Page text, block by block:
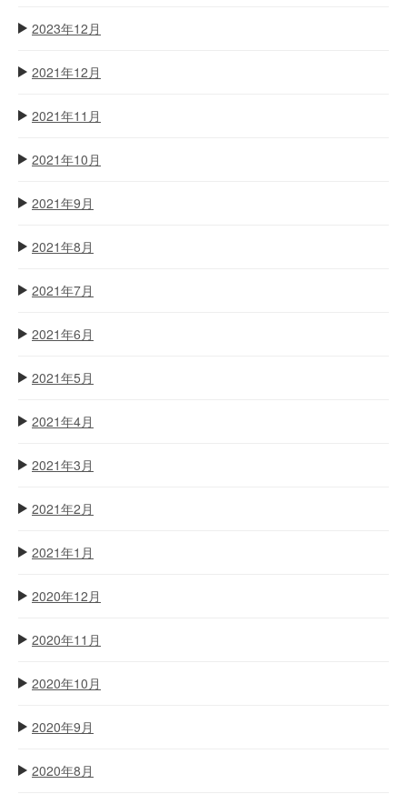
2023年12月
2021年12月
2021年11月
2021年10月
2021年9月
2021年8月
2021年7月
2021年6月
2021年5月
2021年4月
2021年3月
2021年2月
2021年1月
2020年12月
2020年11月
2020年10月
2020年9月
2020年8月